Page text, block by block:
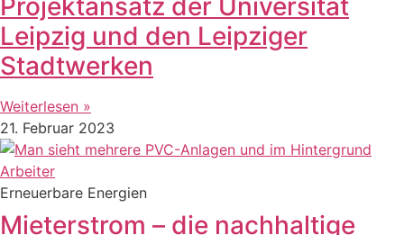
Leipzig und den Leipziger
Stadtwerken
Weiterlesen »
21. Februar 2023
Erneuerbare Energien
Mieterstrom – die nachhaltige